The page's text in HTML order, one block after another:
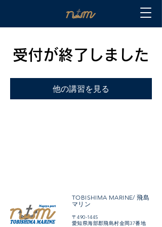
受付が終了しました
他の講習を見る
TOBISHIMA MARINE/ 飛島
マリン
〒490-1445
愛知県海部郡飛島村金岡37番地